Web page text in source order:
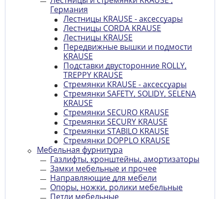
Германия
Лестницы KRAUSE - аксессуары
Лестницы CORDA KRAUSE
Лестницы KRAUSE
Передвижные вышки и подмости
KRAUSE
Подставки двусторонние ROLLY,
TREPPY KRAUSE
Стремянки KRAUSE - аксессуары
Стремянки SAFETY, SOLIDY, SELENA
KRAUSE
Стремянки SECURO KRAUSE
Стремянки SECURY KRAUSE
Стремянки STABILO KRAUSE
Стремянки DOPPLO KRAUSE
Мебельная фурнитура
Газлифты, кронштейны, амортизаторы
Замки мебельные и прочее
Направляющие для мебели
Опоры, ножки, ролики мебельные
Петли мебельные